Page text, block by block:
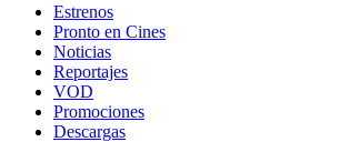
Estrenos
Pronto en Cines
Noticias
Reportajes
VOD
Promociones
Descargas